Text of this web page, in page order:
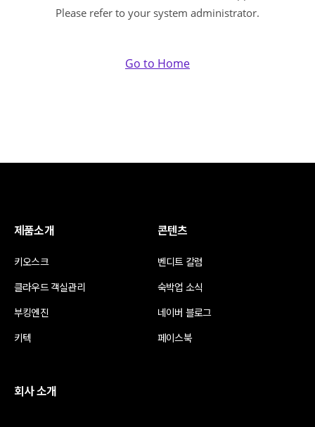
Please refer to your system administrator.
Go to Home
제품소개
키오스크
클라우드 객실관리
부킹엔진
키텍
콘텐츠
벤디트 칼럼
숙박업 소식
네이버 블로그
페이스북
회사 소개